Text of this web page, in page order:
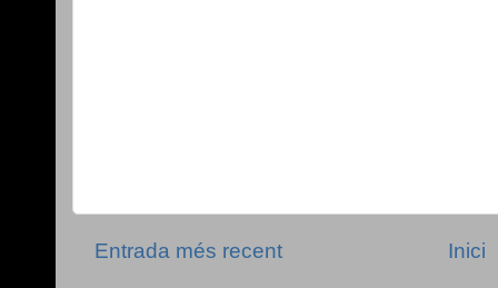
Entrada més recent Inici